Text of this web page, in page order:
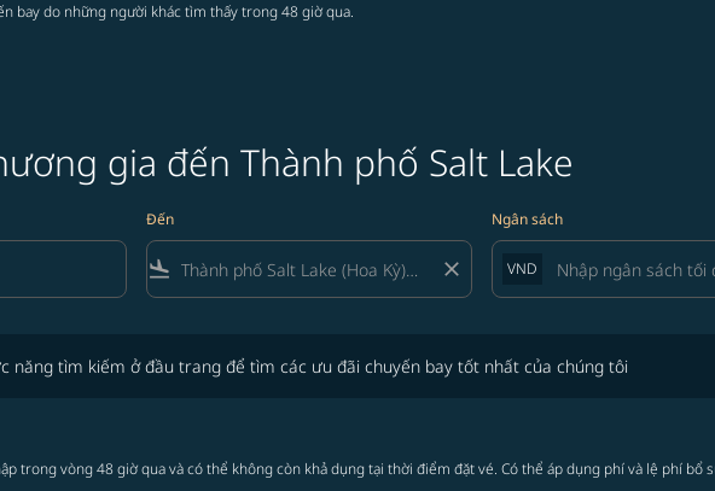
bay do những người khác tìm thấy trong 48 giờ qua.
gia đến Thành phố Salt Lake
Đến
flight_land close
Ngân sách
VND
năng tìm kiếm ở đầu trang để tìm các ưu đãi chuyến bay tốt nhất của chúng tôi
trong vòng 48 giờ qua và có thể không còn khả dụng tại thời điểm đặt vé. Có thể áp dụng phí và lệ phí bổ